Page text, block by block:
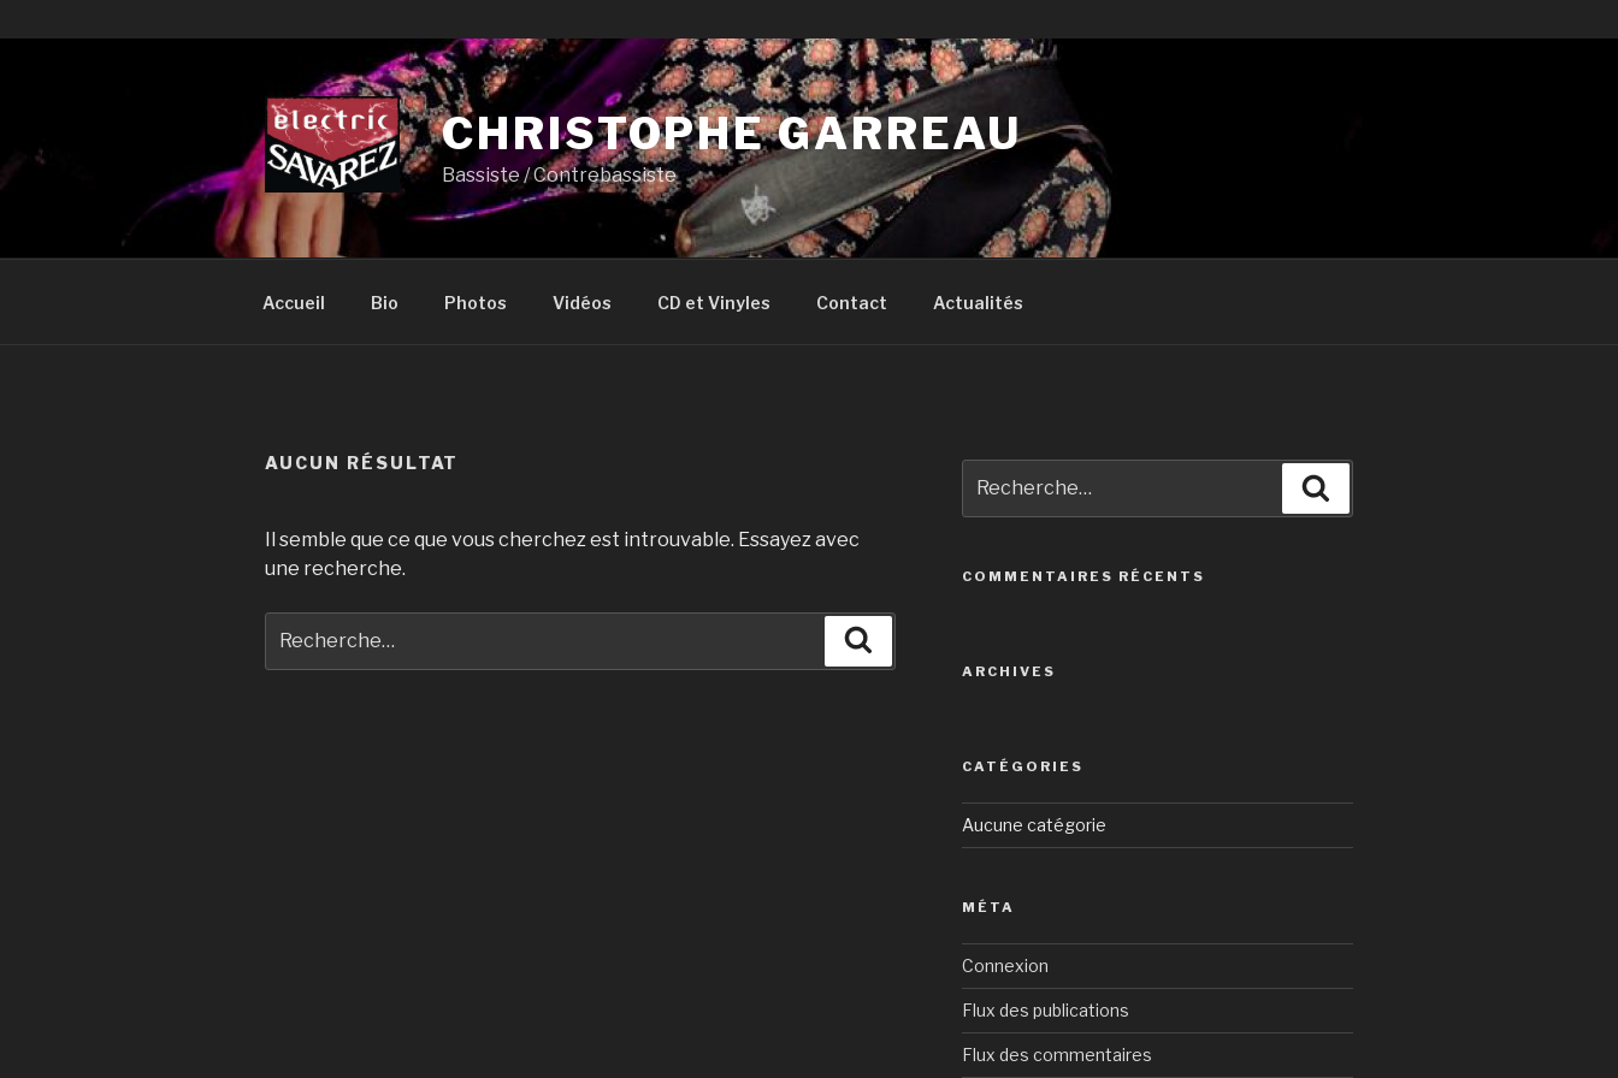
CHRISTOPHE GARREAU
Bassiste / Contrebassiste
Accueil Bio Photos Vidéos CD et Vinyles Contact Actualités
AUCUN RÉSULTAT
Il semble que ce que vous cherchez est introuvable. Essayez avec
une recherche.
pour
pour
:
COMMENTAIRES RÉCENTS
ARCHIVES
CATÉGORIES
Aucune catégorie
MÉTA
Connexion
Flux des publications
Flux des commentaires